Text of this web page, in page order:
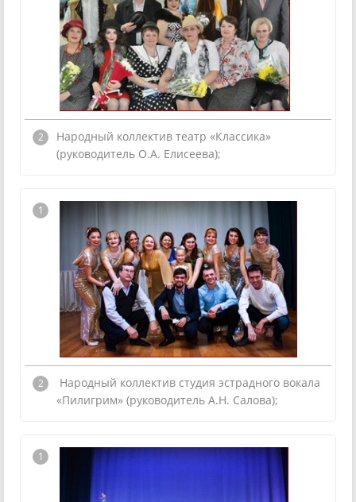
Народный коллектив театр «Классика»
(руководитель О.А. Елисеева);
Народный коллектив студия эстрадного вокала
«Пилигрим» (руководитель А.Н. Салова);